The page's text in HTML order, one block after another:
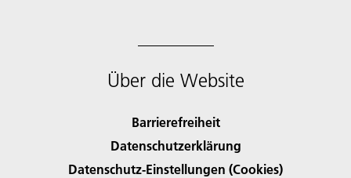
Über die Website
Barrierefreiheit
Datenschutzerklärung
Datenschutz-Einstellungen (Cookies)